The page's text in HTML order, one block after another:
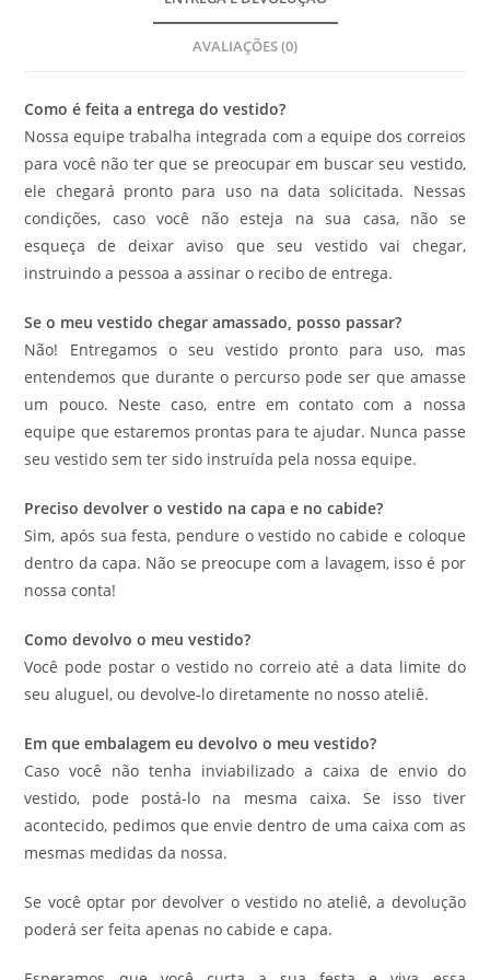
AVALIAÇÕES (0)
Como é feita a entrega do vestido?
Nossa equipe trabalha integrada com a equipe dos correios
para você não ter que se preocupar em buscar seu vestido,
ele chegará pronto para uso na data solicitada. Nessas
condições, caso você não esteja na sua casa, não se
esqueça de deixar aviso que seu vestido vai chegar,
instruindo a pessoa a assinar o recibo de entrega.
Se o meu vestido chegar amassado, posso passar?
Não! Entregamos o seu vestido pronto para uso, mas
entendemos que durante o percurso pode ser que amasse
um pouco. Neste caso, entre em contato com a nossa
equipe que estaremos prontas para te ajudar. Nunca passe
seu vestido sem ter sido instruída pela nossa equipe.
Preciso devolver o vestido na capa e no cabide?
Sim, após sua festa, pendure o vestido no cabide e coloque
dentro da capa. Não se preocupe com a lavagem, isso é por
nossa conta!
Como devolvo o meu vestido?
Você pode postar o vestido no correio até a data limite do
seu aluguel, ou devolve-lo diretamente no nosso ateliê.
Em que embalagem eu devolvo o meu vestido?
Caso você não tenha inviabilizado a caixa de envio do
vestido, pode postá-lo na mesma caixa. Se isso tiver
acontecido, pedimos que envie dentro de uma caixa com as
mesmas medidas da nossa.
Se você optar por devolver o vestido no ateliê, a devolução
poderá ser feita apenas no cabide e capa.